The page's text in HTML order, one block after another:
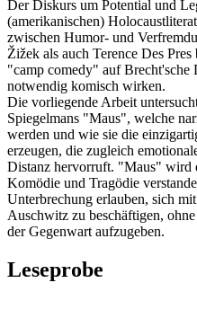
Der Diskurs um Potential und
(amerikanischen)
zwischen Humor- und
Žižek als auch Terence Des
"camp comedy" auf Brecht'sche
notwendig komisch wirken.
Die vorliegende Arbeit
Spiegelmans "Maus", welche
werden und wie sie die
erzeugen, die zugleich
Distanz hervorruft. "Maus" wird
Komödie und Tragödie
Unterbrechung erlauben, sich
Auschwitz zu beschäftigen,
der Gegenwart aufzugeben.
Leseprobe